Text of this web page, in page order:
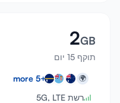
2GB
תוקף 15 יום
🌍
+
5
רשת 5G, LTE